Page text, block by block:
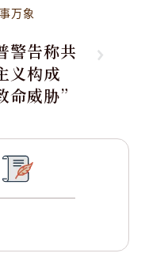
万象
警告称共
义构成
命威胁”